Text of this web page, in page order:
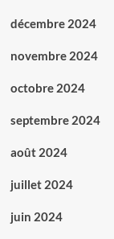
décembre 2024
novembre 2024
octobre 2024
septembre 2024
août 2024
juillet 2024
juin 2024